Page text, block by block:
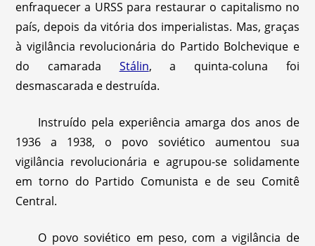
enfraquecer a URSS para restaurar o capitalismo no
país, depois da vitória dos imperialistas. Mas, graças
à vigilância revolucionária do Partido Bolchevique e
do camarada Stálin, a quinta-coluna foi
desmascarada e destruída.
Instruído pela experiência amarga dos anos de
1936 a 1938, o povo soviético aumentou sua
vigilância revolucionária e agrupou-se solidamente
em torno do Partido Comunista e de seu Comitê
Central.
O povo soviético em peso, com a vigilância de